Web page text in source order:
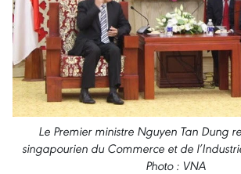
Le Premier ministre Nguyen Tan Dung
singapourien du Commerce et de
Photo : VNA